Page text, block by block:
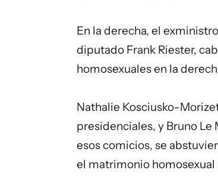
En la derecha, el
diputado Frank Riester,
homosexuales en la
Nathalie Kosciusko-
presidenciales, y Bruno
esos comicios, se
el matrimonio homosexual